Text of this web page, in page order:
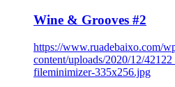
Wine & Grooves #2
https://www.ruadebaixo.com/
content/uploads/2020/12/
fileminimizer-335x256.jpg